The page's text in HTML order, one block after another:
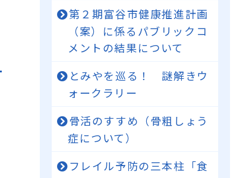
第２期富谷市健康推進計画
（案）に係るパブリックコ
メントの結果について
とみやを巡る！ 謎解きウ
ォークラリー
骨活のすすめ（骨粗しょう
症について）
フレイル予防の三本柱「食